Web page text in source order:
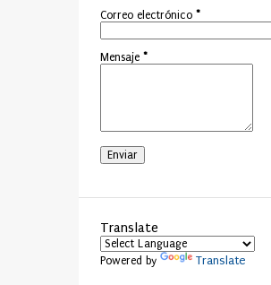
Correo electrónico *
Mensaje *
Translate
Powered by Translate